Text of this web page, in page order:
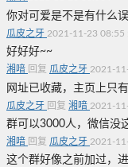
你对可爱是不是有什么
瓜皮之牙 2021-11-23 08:55
好好好~~
湘喑 回复 瓜皮之牙 2021-
网址已收藏，主页上只
瓜皮之牙 回复 湘喑 2021-
群可以3000人，微信没
湘喑 回复 瓜皮之牙 2021-
这个群好像之前加过，